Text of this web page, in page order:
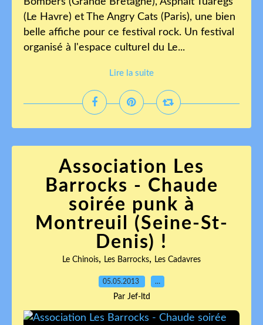
(Le Havre) et The Angry Cats (Paris), une bien
belle affiche pour ce festival rock. Un festival
organisé à l'espace culturel du Le...
Lire la suite
Association Les
Barrocks - Chaude
soirée punk à
Montreuil (Seine-St-
Denis) !
Le Chinois, Les Barrocks, Les Cadavres
05.05.2013 …
Par Jef-ltd